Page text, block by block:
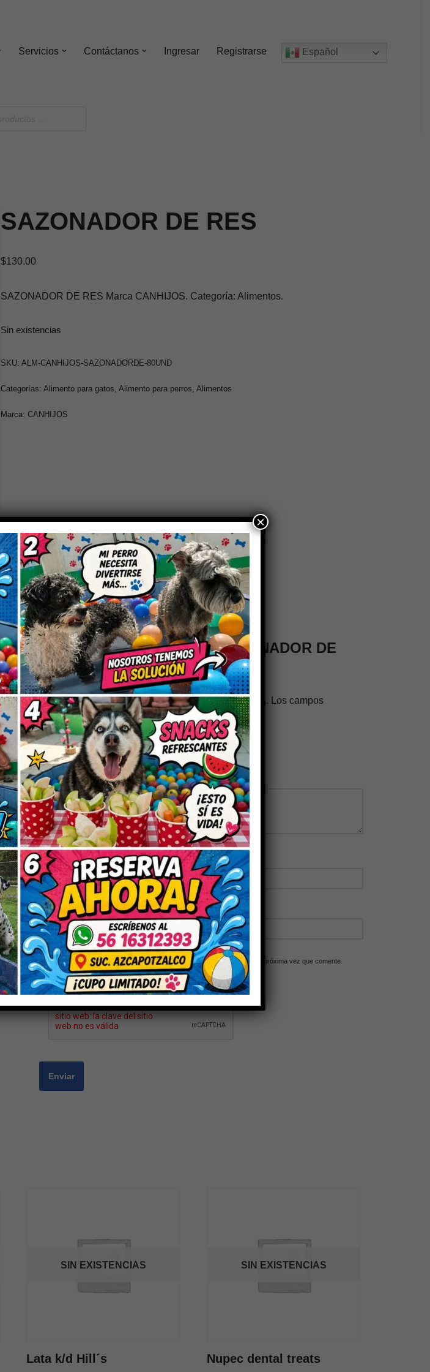
Servicios Contáctanos Ingresar Registrarse Español
SAZONADOR DE RES
$130.00
SAZONADOR DE RES Marca CANHIJOS. Categoría: Alimentos.
Sin existencias
SKU: ALM-CANHIJOS-SAZONADORDE-80UND
Categorías: Alimento para gatos Alimento para perros Alimentos
Marca: CANHIJOS
Sé el primero en valorar “SAZONADOR DE
RES”
Tu dirección de correo electrónico no será publicada.
Los campos
obligatorios están marcados con*
Tu puntuación
Tu valoración*
Nombre*
Correo electrónico
Guarda mi nombre, correo electrónico y web en este navegador para la próxima vez que comente.
SIN EXISTENCIAS
Lata k/d Hill´s
SIN EXISTENCIAS
Nupec dental treats
×